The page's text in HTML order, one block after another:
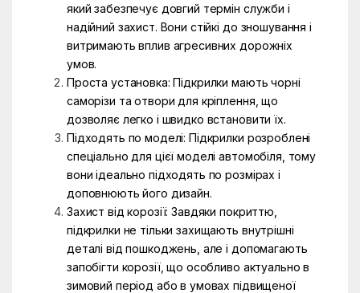
який забезпечує довгий термін служби і
надійний захист. Вони стійкі до зношування і
витримають вплив агресивних дорожніх
умов.
Проста установка: Підкрилки мають чорні
саморізи та отвори для кріплення, що
дозволяє легко і швидко встановити їх.
Підходять по моделі: Підкрилки розроблені
спеціально для цієї моделі автомобіля, тому
вони ідеально підходять по розмірах і
доповнюють його дизайн.
Захист від корозії: Завдяки покриттю,
підкрилки не тільки захищають внутрішні
деталі від пошкоджень, але і допомагають
запобігти корозії, що особливо актуально в
зимовий період або в умовах підвищеної